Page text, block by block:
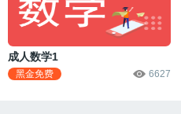
成人数学1
黑金免费 6627